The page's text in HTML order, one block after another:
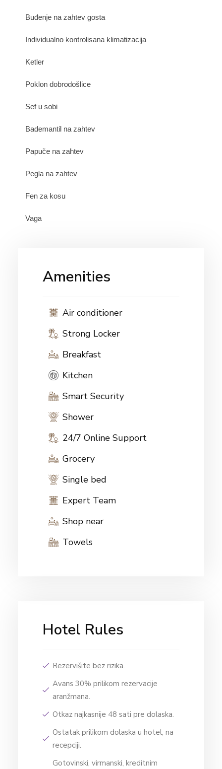
Buđenje na zahtev gosta
Individualno kontrolisana klimatizacija
Ketler
Poklon dobrodošlice
Sef u sobi
Bademantil na zahtev
Papuče na zahtev
Pegla na zahtev
Fen za kosu
Vaga
Amenities
Air conditioner
Strong Locker
Breakfast
Kitchen
Smart Security
Shower
24/7 Online Support
Grocery
Single bed
Expert Team
Shop near
Towels
Hotel Rules
Rezervišite bez rizika.
Avans 30% prilikom rezervacije
aranžmana.
Otkaz najkasnije 48 sati pre dolaska.
Ostatak prilikom dolaska u hotel, na
recepciji.
Gotovinski, virmanski, kreditnim